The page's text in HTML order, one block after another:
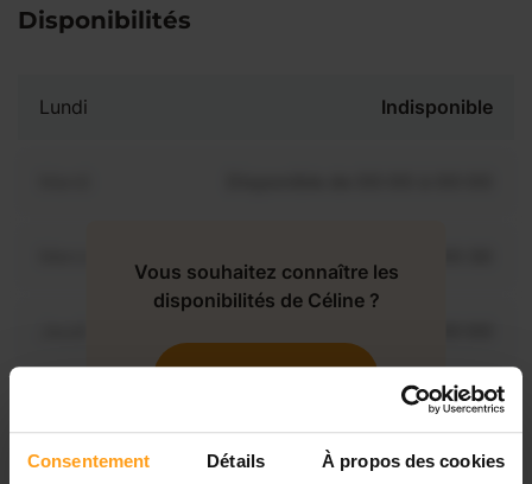
Consentement Détails À propos des cookies
Disponibilités
Lundi Indisponible
Disponible de 00:00 à 00:00
Vous souhaitez connaître les
disponibilités de Céline ?
Contactez-nous